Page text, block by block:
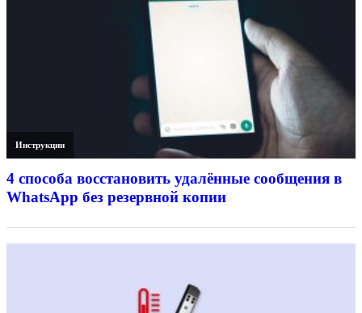
Инструкции
4 способа восстановить удалённые сообщения в
WhatsApp без резервной копии